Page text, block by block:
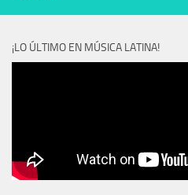
¡LO ÚLTIMO EN MÚSICA LATINA!